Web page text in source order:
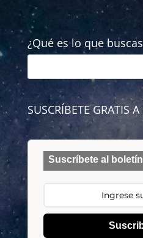
¿Qué es lo que
SUSCRÍBETE GRATIS
Suscríbete al